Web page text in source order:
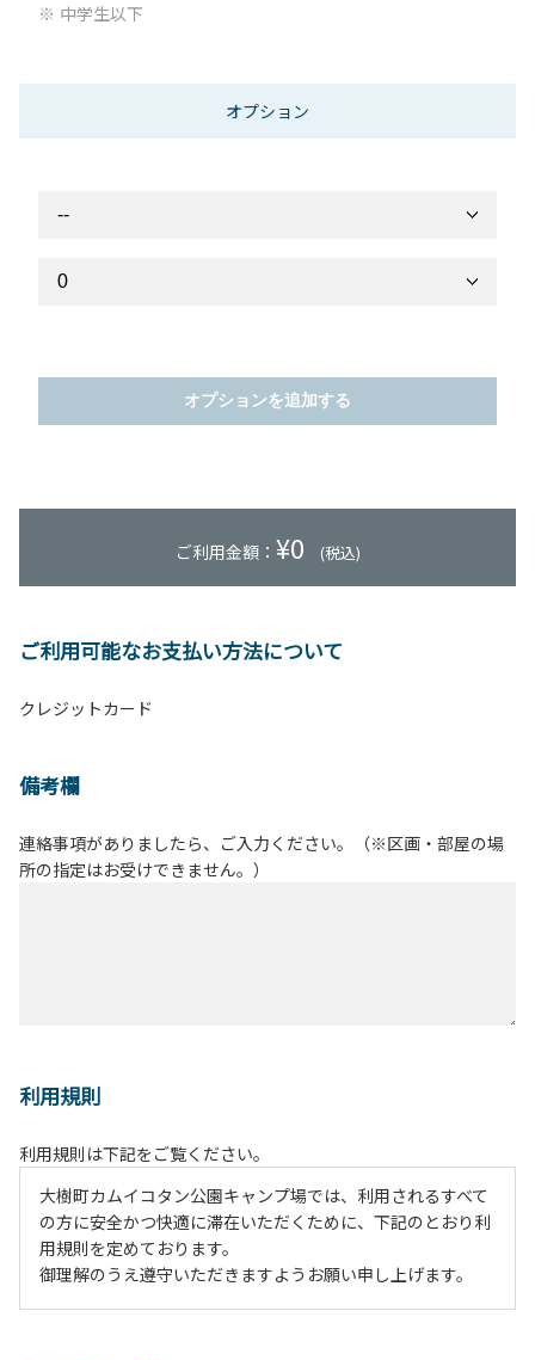
中学生以下
オプション
オプションを追加する
ご利用金額： ¥0 (税込)
ご利用可能なお支払い方法について
クレジットカード
備考欄
連絡事項がありましたら、ご入力ください。（※区画・部屋の場
所の指定はお受けできません。）
利用規則
利用規則は下記をご覧ください。
大樹町カムイコタン公園キャンプ場では、利用されるすべて
の方に安全かつ快適に滞在いただくために、下記のとおり利
用規則を定めております。
御理解のうえ遵守いただきますようお願い申し上げます。